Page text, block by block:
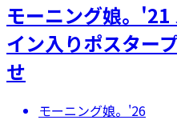
モーニング娘。'21
イン入りポスター
せ
モーニング娘。'26